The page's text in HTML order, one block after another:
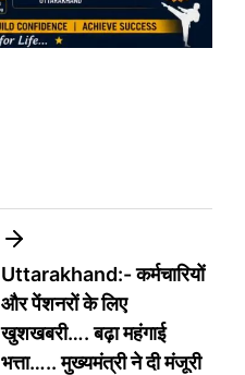
Uttarakhand:- कर्मचारियों
और पेंशनरों के लिए
खुशखबरी…. बढ़ा महंगाई
भत्ता….. मुख्यमंत्री ने दी मंजूरी